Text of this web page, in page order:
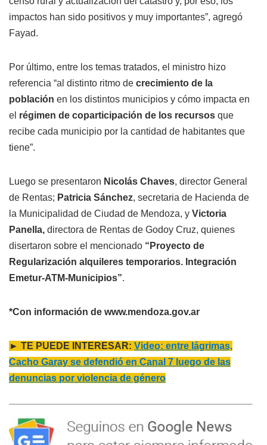
impactos han sido positivos y muy importantes”, agregó
Fayad.
Por último, entre los temas tratados, el ministro hizo
referencia “al distinto ritmo de crecimiento de la
población en los distintos municipios y cómo impacta en
el régimen de coparticipación de los recursos que
recibe cada municipio por la cantidad de habitantes que
tiene”.
Luego se presentaron Nicolás Chaves, director General
de Rentas; Patricia Sánchez, secretaria de Hacienda de
la Municipalidad de Ciudad de Mendoza, y Victoria
Panella, directora de Rentas de Godoy Cruz, quienes
disertaron sobre el mencionado “Proyecto de
Regularización alquileres temporarios. Integración
Emetur-ATM-Municipios”.
*Con información de www.mendoza.gov.ar
► TE PUEDE INTERESAR: Video: entre lágrimas,
Cacho Garay se defendió en Canal 7 luego de las
denuncias por violencia de género